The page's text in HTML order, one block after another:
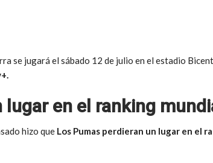
se jugará el sábado 12 de julio en el estadio
lugar en el ranking
hizo que Los Pumas perdieran un lugar en el